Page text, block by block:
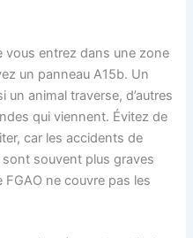
vous entrez dans une zone
un panneau A15b. Un
un animal traverse, d’autres
qui viennent. Évitez de
car les accidents de
souvent plus graves
ne couvre pas les